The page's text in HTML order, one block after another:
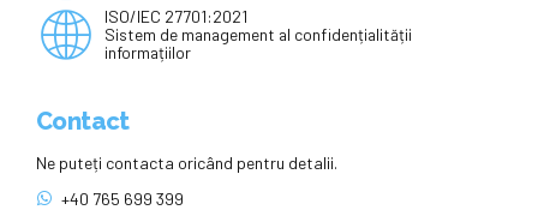
ISO/IEC 27701:2021
Sistem de management al confidențialității
informațiilor
Contact
Ne puteți contacta oricând pentru detalii.
+40 765 699 399